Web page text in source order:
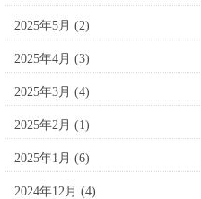
2025年5月 (2)
2025年4月 (3)
2025年3月 (4)
2025年2月 (1)
2025年1月 (6)
2024年12月 (4)